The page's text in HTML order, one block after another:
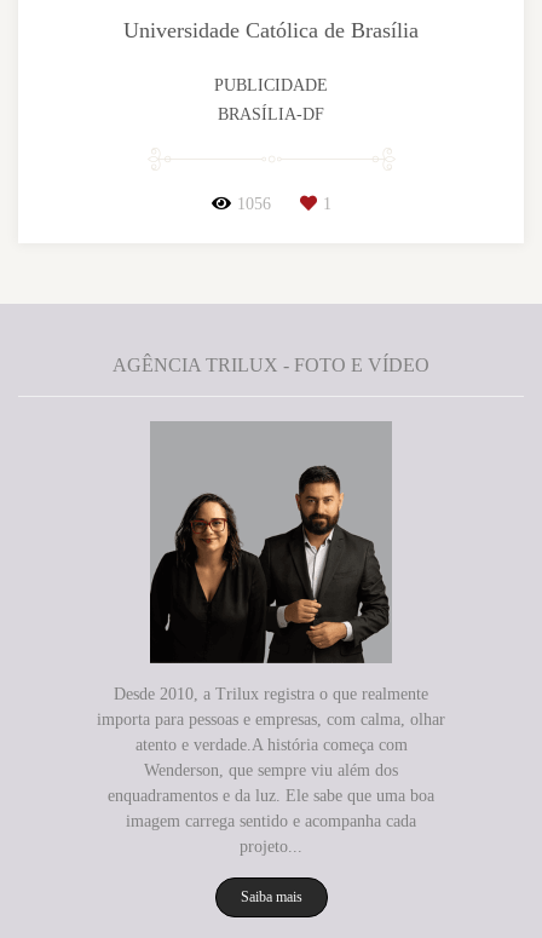
Universidade Católica de Brasília
PUBLICIDADE
BRASÍLIA-DF
1056 1
AGÊNCIA TRILUX - FOTO E VÍDEO
Desde 2010, a Trilux registra o que realmente
importa para pessoas e empresas, com calma, olhar
atento e verdade.A história começa com
Wenderson, que sempre viu além dos
enquadramentos e da luz. Ele sabe que uma boa
imagem carrega sentido e acompanha cada
projeto...
Saiba mais